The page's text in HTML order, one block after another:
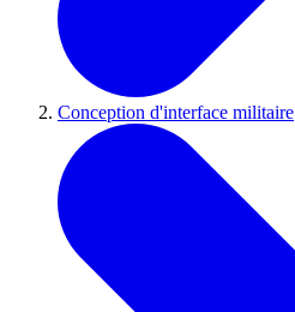
Conception d'interface militaire